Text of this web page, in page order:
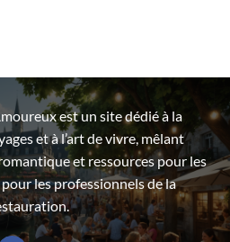
est un site dédié à la
et à l’art de vivre, mêlant
et ressources pour les
les professionnels de la